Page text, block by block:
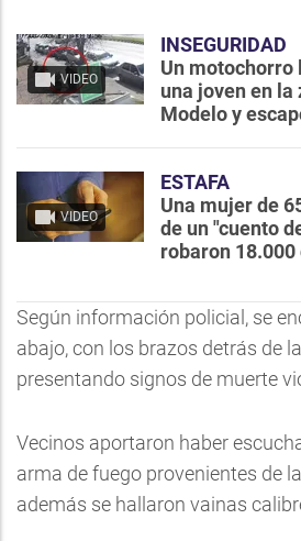
VIDEO
INSEGURIDAD
Un motochorro
una joven en
Modelo y
VIDEO
ESTAFA
Una mujer de
de un "cuento
robaron
Según información policial, se
abajo, con los brazos detrás de
presentando signos de muerte
Vecinos aportaron haber
arma de fuego provenientes de
además se hallaron vainas